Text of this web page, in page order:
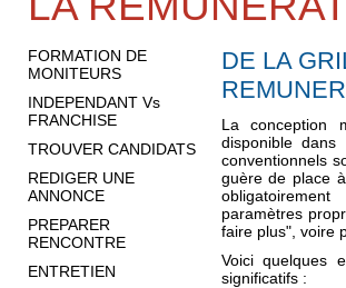
FORMATION DE
MONITEURS
INDEPENDANT Vs
FRANCHISE
TROUVER CANDIDATS
REDIGER UNE
ANNONCE
PREPARER
RENCONTRE
ENTRETIEN
DE LA
La conception
disponible
conventionnels
guère de place
paramètres
faire plus", voire
Voici quelques
significatifs :